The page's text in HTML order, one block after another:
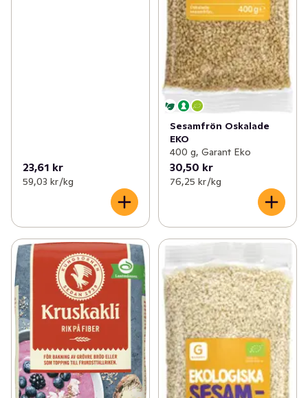
23,61 kr
59,03 kr /kg
Sesamfrön Oskalade
EKO
400 g, Garant Eko
30,50 kr
76,25 kr /kg